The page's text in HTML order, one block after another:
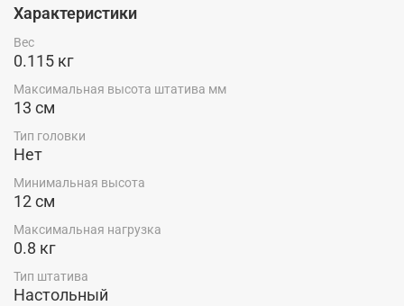
Характеристики
Вес
0.115 кг
Максимальная высота штатива мм
13 см
Тип головки
Нет
Минимальная высота
12 см
Максимальная нагрузка
0.8 кг
Тип штатива
Настольный